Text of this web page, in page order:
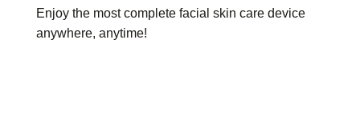
Enjoy the most complete facial skin care device
anywhere, anytime!